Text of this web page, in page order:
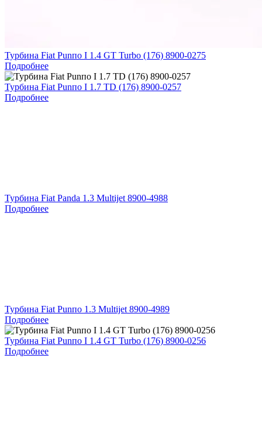
Турбина Fiat Punпо I 1.4 GT Turbo (176) 8900-0275
Подробнее
Турбина Fiat Punпо I 1.7 TD (176) 8900-0257
Подробнее
Турбина Fiat Panda 1.3 Multijet 8900-4988
Подробнее
Турбина Fiat Punпо 1.3 Multijet 8900-4989
Подробнее
Турбина Fiat Punпо I 1.4 GT Turbo (176) 8900-0256
Подробнее